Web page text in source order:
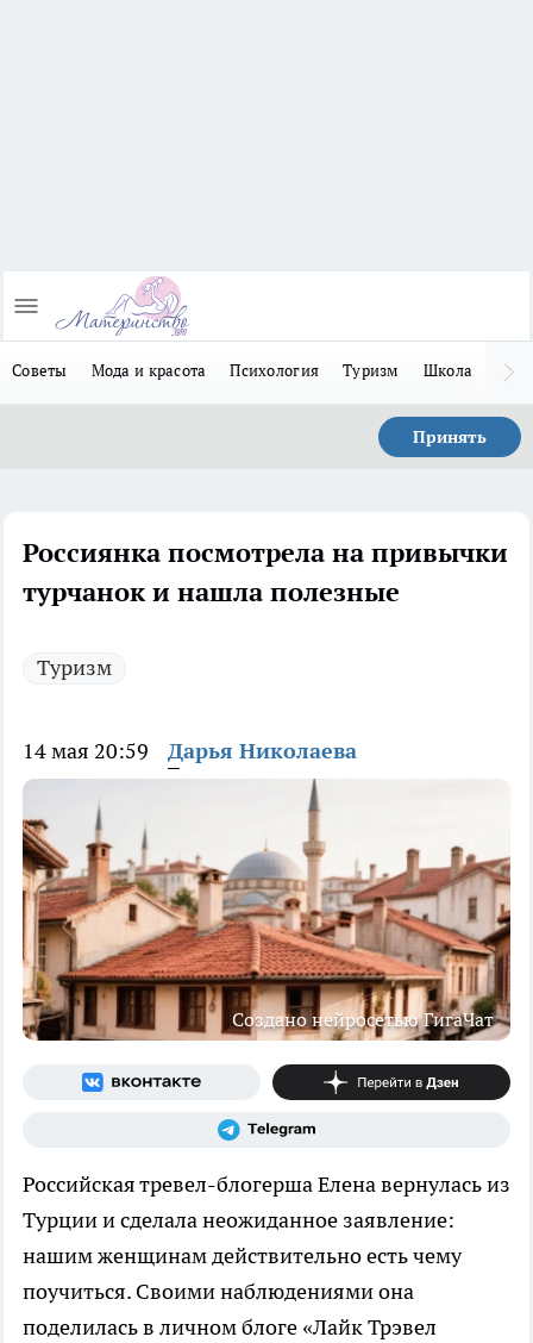
Советы Мода и красота Психология Туризм Школа
Принять
Россиянка посмотрела на привычки
турчанок и нашла полезные
Туризм
14 мая 20:59 Дарья Николаева
Создано нейросетью ГигаЧат
Российская тревел-блогерша Елена вернулась из
Турции и сделала неожиданное заявление:
нашим женщинам действительно есть чему
поучиться. Своими наблюдениями она
поделилась в личном блоге «Лайк Трэвел